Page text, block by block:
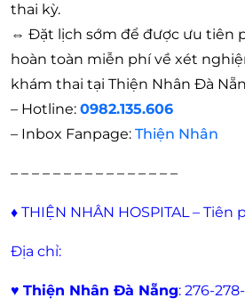
thai kỳ.
⇔ Đặt lịch sớm để được ưu tiên
hoàn toàn miễn phí về xét
khám thai tại Thiện Nhân Đà
– Hotline: 0982.135.606
– Inbox Fanpage: Thiện Nhân
– – – – – – – – – – – – – – – –
♦ THIỆN NHÂN HOSPITAL –
Địa chỉ:
♥ Thiện Nhân Đà Nẵng: 276-